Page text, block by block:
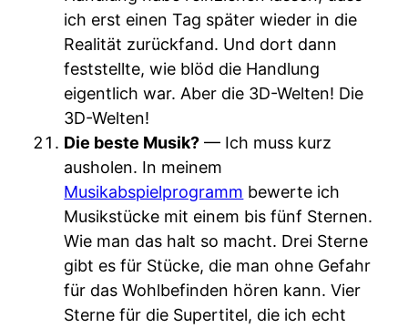
ich erst einen Tag später wieder in die
Realität zurückfand. Und dort dann
feststellte, wie blöd die Handlung
eigentlich war. Aber die 3D-Welten! Die
3D-Welten!
Die beste Musik? — Ich muss kurz
ausholen. In meinem
Musikabspielprogramm bewerte ich
Musikstücke mit einem bis fünf Sternen.
Wie man das halt so macht. Drei Sterne
gibt es für Stücke, die man ohne Gefahr
für das Wohlbefinden hören kann. Vier
Sterne für die Supertitel, die ich echt